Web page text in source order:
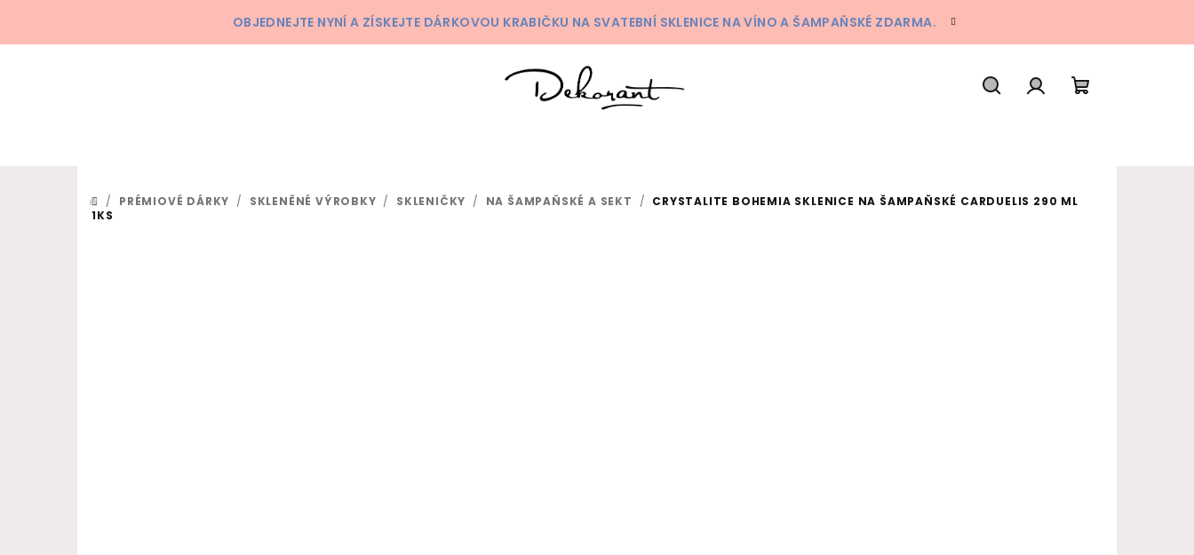
OBJEDNEJTE NYNÍ A ZÍSKEJTE DÁRKOVOU KRABIČKU NA SVATEBNÍ SKLENICE NA VÍNO A ŠAMPAŇSKÉ ZDARMA.
DOMŮ
/ PRÉMIOVÉ DÁRKY / SKLENĚNÉ VÝROBKY / SKLENIČKY / NA ŠAMPAŇSKÉ A SEKT / CRYSTALITE BOHEMIA SKLENICE NA ŠAMPAŇSKÉ CARDUELIS 290 ML
1KS